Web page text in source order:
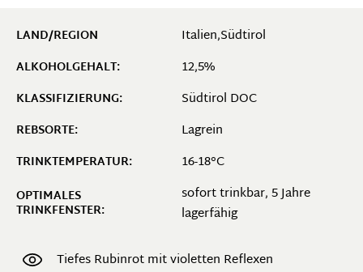
LAND/REGION Italien,Südtirol
ALKOHOLGEHALT: 12,5%
KLASSIFIZIERUNG: Südtirol DOC
REBSORTE: Lagrein
TRINKTEMPERATUR: 16-18°C
OPTIMALES
TRINKFENSTER:
sofort trinkbar, 5 Jahre
lagerfähig
Tiefes Rubinrot mit violetten Reflexen